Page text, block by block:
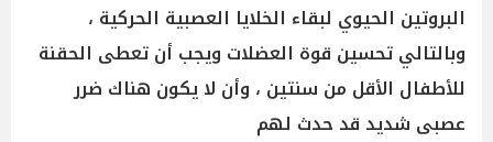
البروتين الحيوي لبقاء الخلايا العصبية الحركية ،
وبالتالي تحسين قوة العضلات ويجب أن تعطى الحقنة
للأطفال الأقل من سنتين ، وأن لا يكون هناك ضرر
عصبى شديد قد حدث لهم